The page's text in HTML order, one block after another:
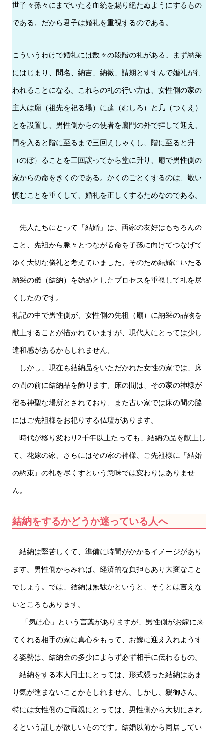
世子々孫々にまでいたる血統を賜り絶たぬようにするもの
である。だから君子は婚礼を重視するのである。
こういうわけで婚礼には数々の段階の礼がある。 まず納采
にはじまり 、問名、納吉、納微、請期とすすんで婚礼が行
われることになる。これらの礼の行い方は、女性側の家の
主人は廟（祖先を祀る場）に莚（むしろ）と几（つくえ）
とを設置し、男性側からの使者を廟門の外で拝して迎え、
門を入ると階に至るまで三回えしゃくし、階に至ると升
（のぼ）ることを三回譲ってから堂に升り、廟で男性側の
家からの命をきくのである。かくのごとくするのは、敬い
慎むことを重くして、婚礼を正しくするためなのである。
先人たちにとって「結婚」は、両家の友好はもちろんの
こと、先祖から脈々とつながる命を子孫に向けてつなげて
ゆく大切な儀礼と考えていました。そのため結婚にいたる
納采の儀（結納）を始めとしたプロセスを重視して礼を尽
くしたのです。
礼記の中で男性側が、女性側の先祖（廟）に納采の品物を
献上することが描かれていますが、現代人にとっては少し
違和感があるかもしれません。
しかし、現在も結納品をいただかれた女性の家では、床
の間の前に結納品を飾ります。床の間は、その家の神様が
宿る神聖な場所とされており、また古い家では床の間の脇
にはご先祖様をお祀りする仏壇があります。
時代が移り変わり2千年以上たっても、結納の品を献上し
て、花嫁の家、さらにはその家の神様、ご先祖様に「結婚
の約束」の礼を尽くすという意味では変わりはありませ
ん。
結納をするかどうか迷っている人へ
結納は堅苦しくて、準備に時間がかかるイメージがあり
ます。男性側からみれば、経済的な負担もあり大変なこと
でしょう。では、結納は無駄かというと、そうとは言えな
いところもあります。
「気は心」という言葉がありますが、男性側がお嫁に来
てくれる相手の家に真心をもって、お嫁に迎え入れようす
る姿勢は、結納金の多少によらず必ず相手に伝わるもの。
結納をする本人同士にとっては、形式張った結納はあま
り気が進まないことかもしれません。しかし、親御さん。
特には女性側のご両親にとっては、男性側から大切にされ
るという証しが欲しいものです。結婚以前から同居してい